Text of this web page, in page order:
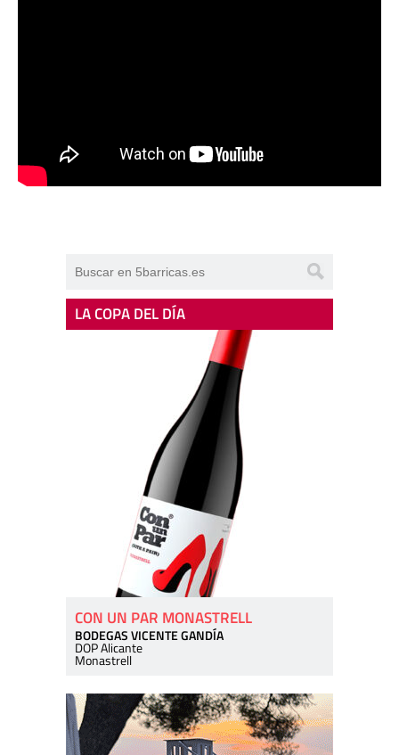
LA COPA DEL DÍA
CON UN PAR MONASTRELL
BODEGAS VICENTE GANDÍA
DOP Alicante
Monastrell